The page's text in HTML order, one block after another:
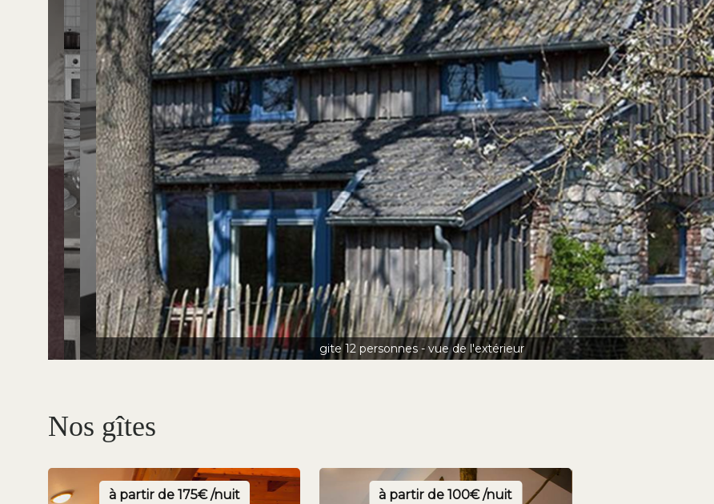
gite 12 personnes - vue de l'extérieur
Nos gîtes
à partir de 175€ /nuit à partir de 100€ /nuit